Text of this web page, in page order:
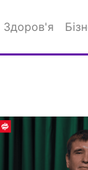
Здоров'я